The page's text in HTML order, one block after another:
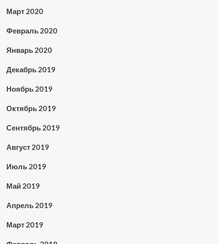
Март 2020
Февраль 2020
Январь 2020
Декабрь 2019
Ноябрь 2019
Октябрь 2019
Сентябрь 2019
Август 2019
Июль 2019
Май 2019
Апрель 2019
Март 2019